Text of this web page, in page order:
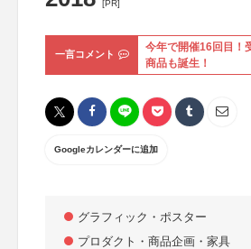
[PR]
一言コメント
今年で開催16回目！
商品も誕生！
Googleカレンダーに追加
グラフィック・ポスター
プロダクト・商品企画・家具